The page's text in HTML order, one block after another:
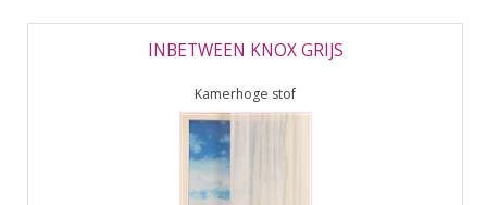
INBETWEEN KNOX GRIJS
Kamerhoge stof